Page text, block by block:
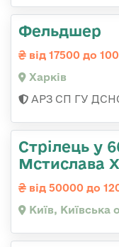
Фельдшер
від 17500 до
Харків
АРЗ СП ГУ ДСНС
Стрілець у
Мстислава
від 50000 до
Київ, Київська